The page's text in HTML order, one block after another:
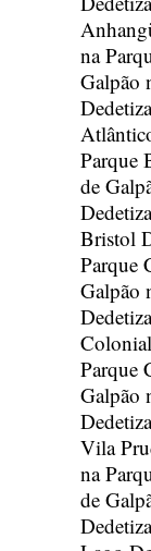
na
Galpão
Parque
de
Bristol
Parque
Galpão
Colonial
Parque
Galpão
Vila
na
de